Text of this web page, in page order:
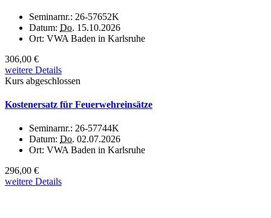
Seminarnr.: 26-57652K
Datum: Do. 15.10.2026
Ort: VWA Baden in Karlsruhe
306,00 €
weitere Details
Kurs abgeschlossen
Kostenersatz für Feuerwehreinsätze
Seminarnr.: 26-57744K
Datum: Do. 02.07.2026
Ort: VWA Baden in Karlsruhe
296,00 €
weitere Details